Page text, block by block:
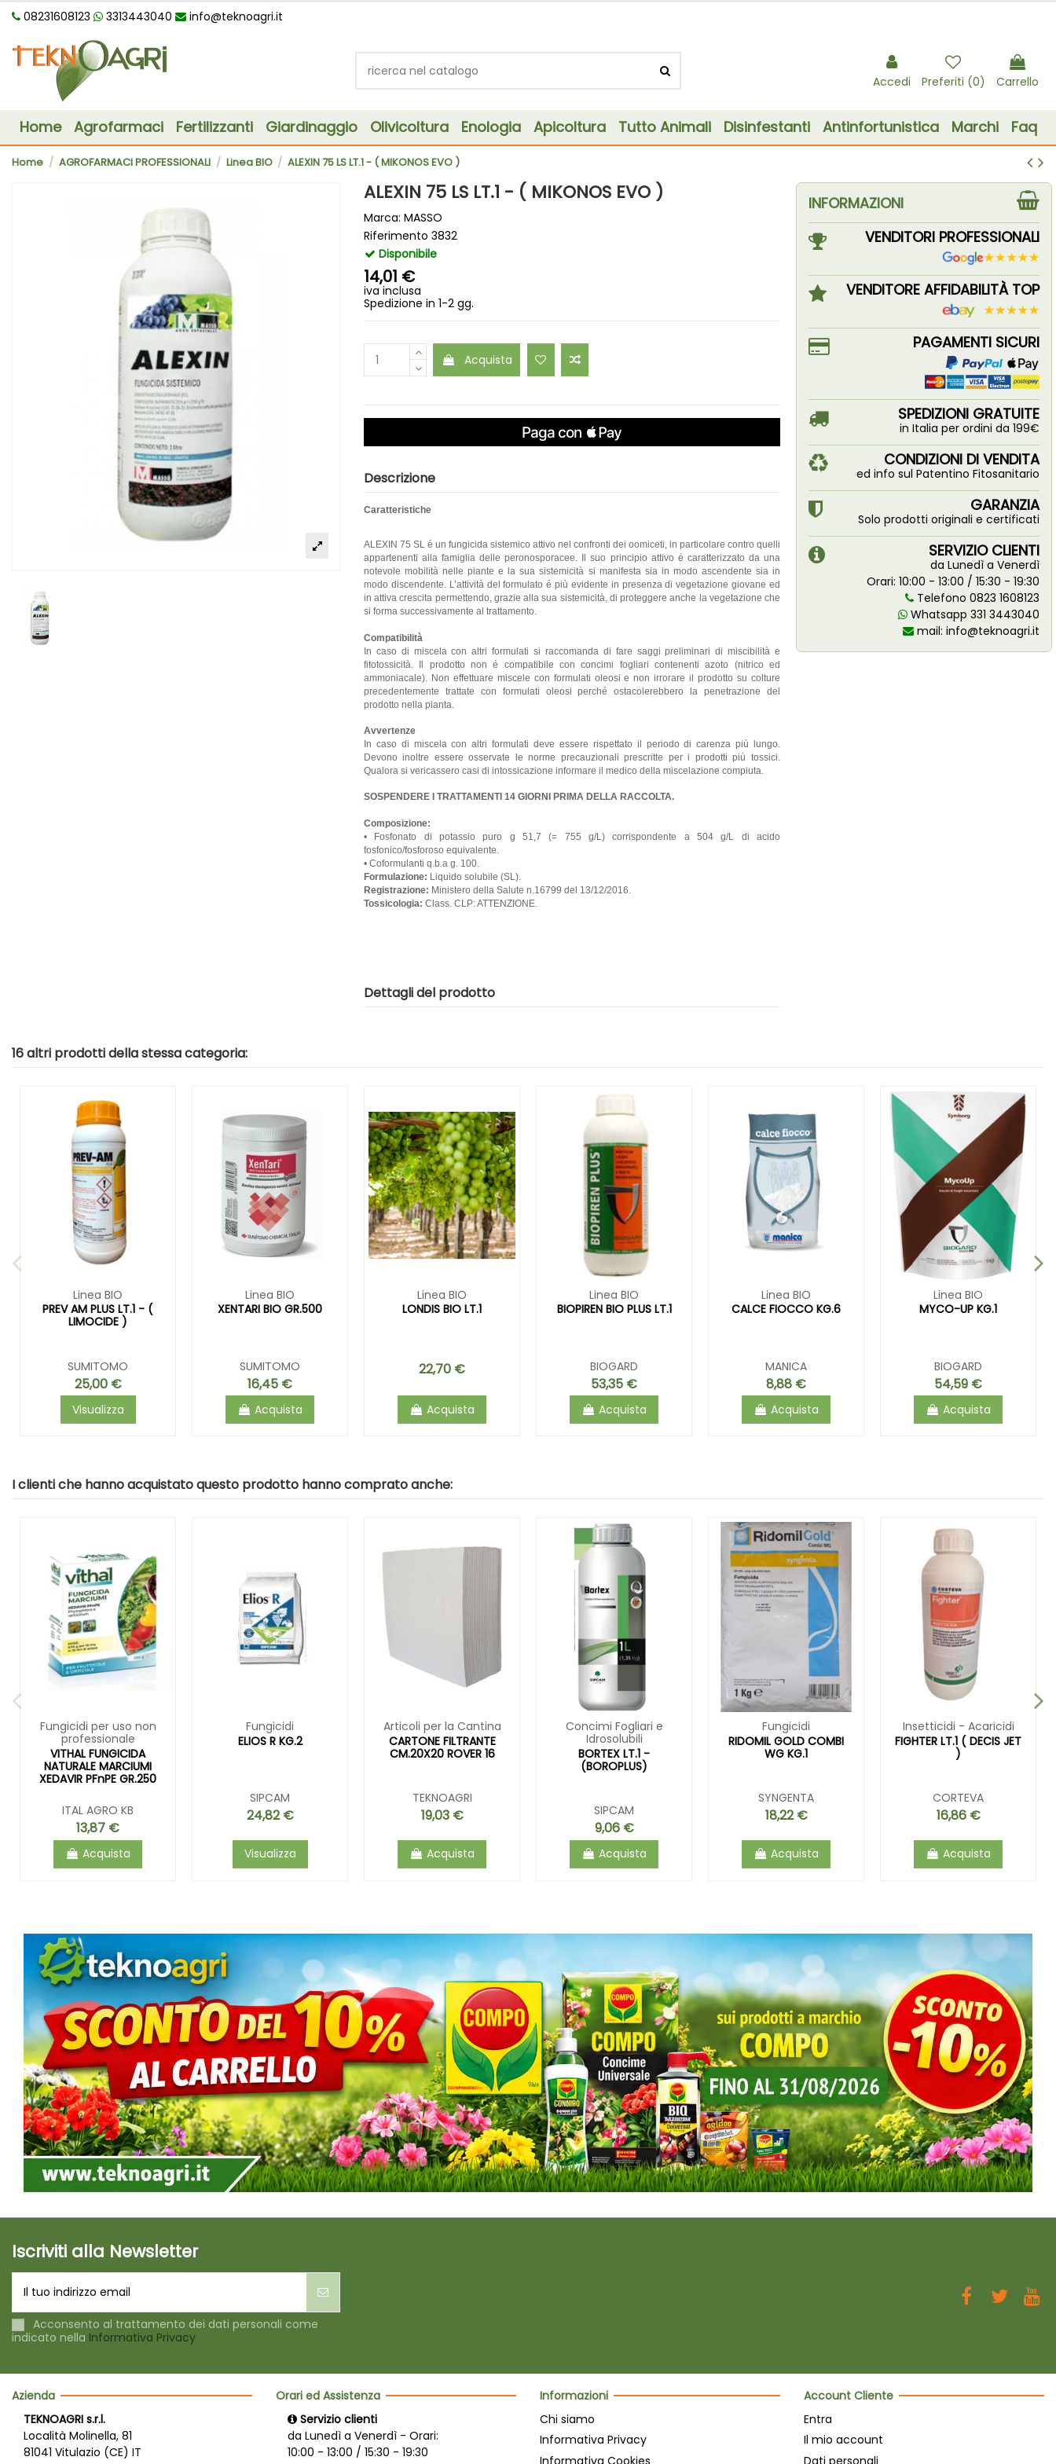
08231608123 3313443040 info@teknoagri.it
Accedi Preferiti (0) Carrello
Home Agrofarmaci Fertilizzanti Giardinaggio Olivicoltura Enologia Apicoltura Tutto Animali Disinfestanti Antinfortunistica Marchi Faq
Home AGROFARMACI PROFESSIONALI Linea BIO ALEXIN 75 LS LT.1 - ( MIKONOS EVO )
ALEXIN 75 LS LT.1 - ( MIKONOS EVO )
Marca: MASSO
Riferimento 3832
Disponibile
14,01 €
iva inclusa
Spedizione in 1-2 gg.
Acquista
Descrizione
Caratteristiche
ALEXIN 75 SL é un fungicida sistemico attivo nel confronti dei oomiceti, in particolare contro quelli
appartenenti alla famiglia delle peronosporacee. Il suo principio attivo é caratterizzato da una
notevole mobilità nelle piante e la sua sistemicità si manifesta sia in modo ascendente sia in
modo discendente. L’attività del formulato é più evidente in presenza di vegetazione giovane ed
in attiva crescita permettendo, grazie alla sua sistemicità, di proteggere anche la vegetazione che
si forma successivamente al trattamento.
Compatibilità
In caso di miscela con altri formulati si raccomanda di fare saggi preliminari di miscibilità e
fitotossicità. Il prodotto non é compatibile con concimi fogliari contenenti azoto (nitrico ed
ammoniacale). Non effettuare miscele con formulati oleosi e non irrorare il prodotto su colture
precedentemente trattate con formulati oleosi perché ostacolerebbero la penetrazione del
prodotto nella pianta.
Avvertenze
In caso di miscela con altri formulati deve essere rispettato il periodo di carenza più lungo.
Devono inoltre essere osservate le norme precauzionali prescritte per i prodotti più tossici.
Qualora si vericassero casi di intossicazione informare il medico della miscelazione compiuta.
SOSPENDERE I TRATTAMENTI 14 GIORNI PRIMA DELLA RACCOLTA.
Composizione:
• Fosfonato di potassio puro g 51,7 (= 755 g/L) corrispondente a 504 g/L di acido
fosfonico/fosforoso equivalente.
• Coformulanti q.b.a g. 100.
Formulazione: Liquido solubile (SL).
Registrazione: Ministero della Salute n.16799 del 13/12/2016.
Tossicologia: Class. CLP: ATTENZIONE.
Dettagli del prodotto
INFORMAZIONI
VENDITORI PROFESSIONALI
VENDITORE AFFIDABILITÀ TOP
PAGAMENTI SICURI
SPEDIZIONI GRATUITE
in Italia per ordini da 199€
CONDIZIONI DI VENDITA
ed info sul Patentino Fitosanitario
GARANZIA
Solo prodotti originali e certificati
SERVIZIO CLIENTI
da Lunedì a Venerdì
Orari: 10:00 - 13:00 / 15:30 - 19:30
Telefono 0823 1608123
Whatsapp 331 3443040
mail: info@teknoagri.it
16 altri prodotti della stessa categoria:
Linea BIO
PREV AM PLUS LT.1 - (
LIMOCIDE )
SUMITOMO
25,00 €
Visualizza
Linea BIO
XENTARI BIO GR.500
SUMITOMO
16,45 €
Acquista
Linea BIO
LONDIS BIO LT.1
22,70 €
Acquista
Linea BIO
BIOPIREN BIO PLUS LT.1
BIOGARD
53,35 €
Acquista
Linea BIO
CALCE FIOCCO KG.6
MANICA
8,88 €
Acquista
Linea BIO
MYCO-UP KG.1
BIOGARD
54,59 €
Acquista
I clienti che hanno acquistato questo prodotto hanno comprato anche:
Fungicidi per uso non
professionale
VITHAL FUNGICIDA
NATURALE MARCIUMI
XEDAVIR PFnPE GR.250
ITAL AGRO KB
13,87 €
Acquista
Fungicidi
ELIOS R KG.2
SIPCAM
24,82 €
Visualizza
Articoli per la Cantina
CARTONE FILTRANTE
CM.20X20 ROVER 16
TEKNOAGRI
19,03 €
Acquista
Concimi Fogliari e
Idrosolubili
BORTEX LT.1 -
(BOROPLUS)
SIPCAM
9,06 €
Acquista
Fungicidi
RIDOMIL GOLD COMBI
WG KG.1
SYNGENTA
18,22 €
Acquista
Insetticidi - Acaricidi
FIGHTER LT.1 ( DECIS JET
)
CORTEVA
16,86 €
Acquista
Iscriviti alla Newsletter
Acconsento al trattamento dei dati personali come
indicato nella Informativa Privacy
Azienda
TEKNOAGRI s.r.l.
Località Molinella, 81
81041 Vitulazio (CE) IT
Orari ed Assistenza
Servizio clienti
da Lunedì a Venerdì - Orari:
10:00 - 13:00 / 15:30 - 19:30
Informazioni
Chi siamo
Informativa Privacy
Informativa Cookies
Account Cliente
Entra
Il mio account
Dati personali